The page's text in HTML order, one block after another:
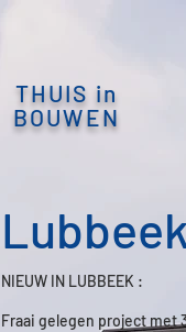
THUIS in
BOUWEN
NIEUW IN LUBBEEK :
Fraai gelegen project met